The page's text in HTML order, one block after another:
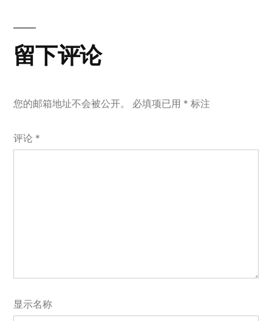
留下评论
您的邮箱地址不会被公开。 必填项已用 * 标注
评论 *
显示名称